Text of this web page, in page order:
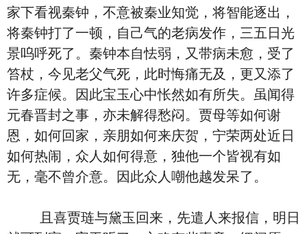
家下看视秦钟，不意被秦业知觉，将智能逐出，
将秦钟打了一顿，自己气的老病发作，三五日光
景呜呼死了。秦钟本自怯弱，又带病未愈，受了
笞杖，今见老父气死，此时悔痛无及，更又添了
许多症候。因此宝玉心中怅然如有所失。虽闻得
元春晋封之事，亦未解得愁闷。贾母等如何谢
恩，如何回家，亲朋如何来庆贺，宁荣两处近日
如何热闹，众人如何得意，独他一个皆视有如
无，毫不曾介意。因此众人嘲他越发呆了。
且喜贾琏与黛玉回来，先遣人来报信，明日